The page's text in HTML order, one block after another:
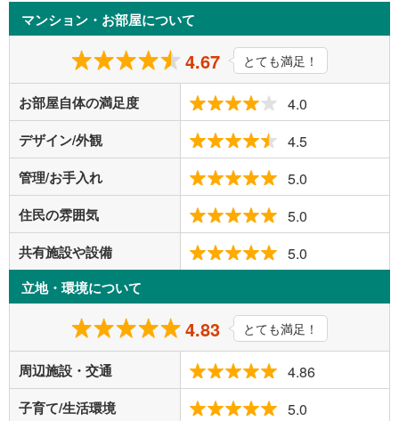
マンション・お部屋について
4.67 とても満足！
お部屋自体の満足度 4.0
デザイン/外観 4.5
管理/お手入れ 5.0
住民の雰囲気 5.0
共有施設や設備 5.0
立地・環境について
4.83 とても満足！
周辺施設・交通 4.86
子育て/生活環境 5.0